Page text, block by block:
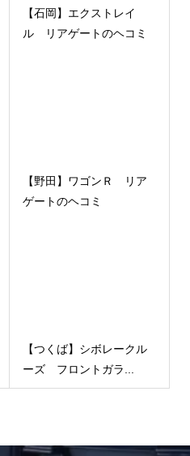
【石岡】エクストレイ
ル リアゲートのヘコミ
【野田】ワゴンＲ リア
ゲートのヘコミ
【つくば】シボレークル
ーズ フロントガラ...